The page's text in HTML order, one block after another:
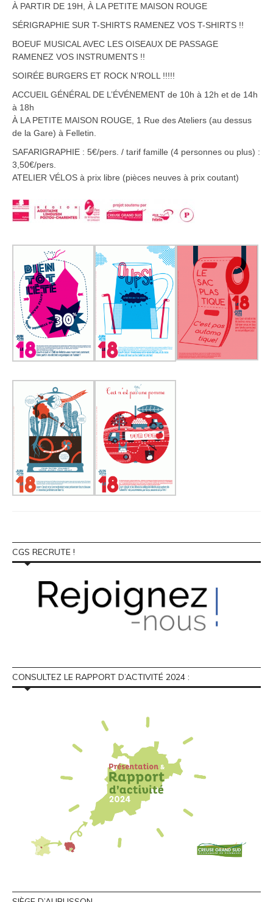
À PARTIR DE 19H, À LA PETITE MAISON ROUGE
SÉRIGRAPHIE SUR T-SHIRTS RAMENEZ VOS T-SHIRTS !!
BOEUF MUSICAL AVEC LES OISEAUX DE PASSAGE
RAMENEZ VOS INSTRUMENTS !!
SOIRÉE BURGERS ET ROCK N’ROLL !!!!!
ACCUEIL GÉNÉRAL DE L’ÉVÉNEMENT de 10h à 12h et de 14h
à 18h
À LA PETITE MAISON ROUGE, 1 Rue des Ateliers (au dessus
de la Gare) à Felletin.
SAFARIGRAPHIE : 5€/pers. / tarif famille (4 personnes ou plus) :
3,50€/pers.
ATELIER VÉLOS à prix libre (pièces neuves à prix coutant)
CGS RECRUTE !
CONSULTEZ LE RAPPORT D’ACTIVITÉ 2024 :